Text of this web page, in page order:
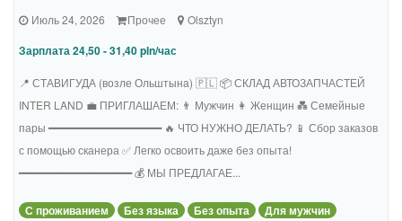
Июль 24, 2026 Прочее Olsztyn
Зарплата 24,50 - 31,40 pln/час
📍 СТАВИГУДА (возле Ольштына) 🇵🇱 📦 СКЛАД АВТОЗАПЧАСТЕЙ
INTER LAND 💼 ПРИГЛАШАЕМ: 👨 Мужчин 👩 Женщин 💑 Семейные
пары ━━━━━━━━━━━━━━━━━━ 🔥 ЧТО НУЖНО ДЕЛАТЬ? 📱 Сбор заказов
с помощью сканера ✅ Легко освоить даже без опыта!
━━━━━━━━━━━━━━━━━━ 💰 МЫ ПРЕДЛАГАЕ...
С проживанием Без языка Без опыта
Для мужчин